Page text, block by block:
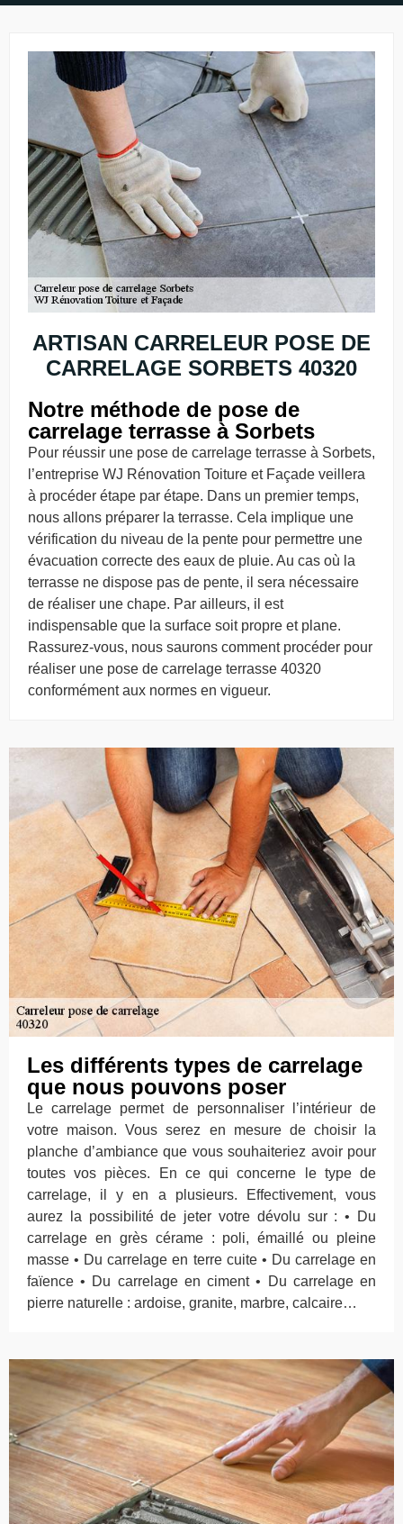
ARTISAN CARRELEUR POSE DE
CARRELAGE SORBETS 40320
Notre méthode de pose de
carrelage terrasse à Sorbets
Pour réussir une pose de carrelage terrasse à Sorbets,
l’entreprise WJ Rénovation Toiture et Façade veillera
à procéder étape par étape. Dans un premier temps,
nous allons préparer la terrasse. Cela implique une
vérification du niveau de la pente pour permettre une
évacuation correcte des eaux de pluie. Au cas où la
terrasse ne dispose pas de pente, il sera nécessaire
de réaliser une chape. Par ailleurs, il est
indispensable que la surface soit propre et plane.
Rassurez-vous, nous saurons comment procéder pour
réaliser une pose de carrelage terrasse 40320
conformément aux normes en vigueur.
Les différents types de carrelage
que nous pouvons poser
Le carrelage permet de personnaliser l’intérieur de
votre maison. Vous serez en mesure de choisir la
planche d’ambiance que vous souhaiteriez avoir pour
toutes vos pièces. En ce qui concerne le type de
carrelage, il y en a plusieurs. Effectivement, vous
aurez la possibilité de jeter votre dévolu sur : • Du
carrelage en grès cérame : poli, émaillé ou pleine
masse • Du carrelage en terre cuite • Du carrelage en
faïence • Du carrelage en ciment • Du carrelage en
pierre naturelle : ardoise, granite, marbre, calcaire…